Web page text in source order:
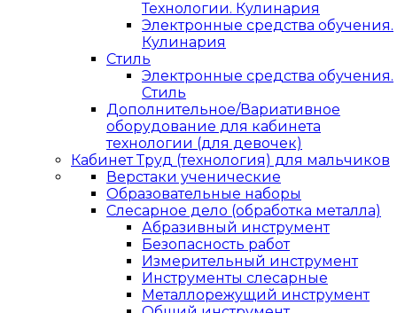
Технологии. Кулинария
Электронные средства обучения.
Кулинария
Стиль
Электронные средства обучения.
Стиль
Дополнительное/Вариативное
оборудование для кабинета
технологии (для девочек)
Кабинет Труд (технология) для мальчиков
Верстаки ученические
Образовательные наборы
Слесарное дело (обработка металла)
Абразивный инструмент
Безопасность работ
Измерительный инструмент
Инструменты слесарные
Металлорежущий инструмент